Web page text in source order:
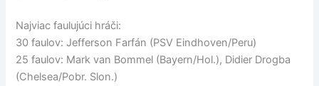
Najviac faulujúci hráči:
30 faulov: Jefferson Farfán (PSV Eindhoven/Peru)
25 faulov: Mark van Bommel (Bayern/Hol.), Didier Drogba
(Chelsea/Pobr. Slon.)